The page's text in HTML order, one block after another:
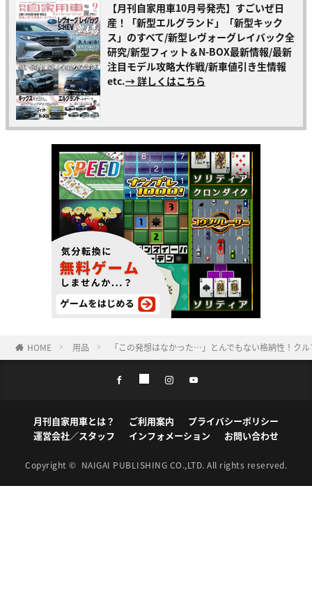
【月刊自家用車10月号発売】すごいぜ日
産！「新型エルグランド」「新型キック
ス」のすべて/新型レヴォーグレイバック全
研究/新型フィット＆N-BOX最新情報/最新
注目モデル攻略大作戦/新車値引き生情報
etc.→ 詳しくはこちら
HOME 用品 「この発想はなかった…」とんでもない格納性！ク
月刊自家用車とは？ ご利用案内
プライバシーポリシー
運営会社／スタッフ
インフォメーション お問い合わせ
Copyright © NAIGAI PUBLISHING CO.,LTD. All rights reserved.